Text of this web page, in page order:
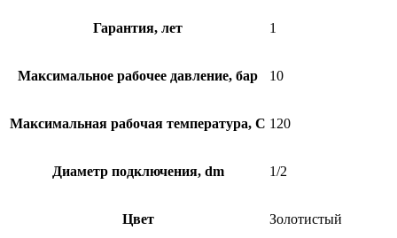
Гарантия, лет 1
Максимальное рабочее давление, бар 10
Максимальная рабочая температура, C 120
Диаметр подключения, dm 1/2
Цвет Золотистый